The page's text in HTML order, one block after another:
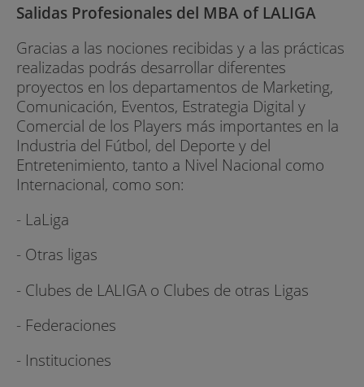
Salidas Profesionales del MBA of LALIGA
Gracias a las nociones recibidas y a las prácticas
realizadas podrás desarrollar diferentes
proyectos en los departamentos de Marketing,
Comunicación, Eventos, Estrategia Digital y
Comercial de los Players más importantes en la
Industria del Fútbol, del Deporte y del
Entretenimiento, tanto a Nivel Nacional como
Internacional, como son:
- LaLiga
- Otras ligas
- Clubes de LALIGA o Clubes de otras Ligas
- Federaciones
- Instituciones